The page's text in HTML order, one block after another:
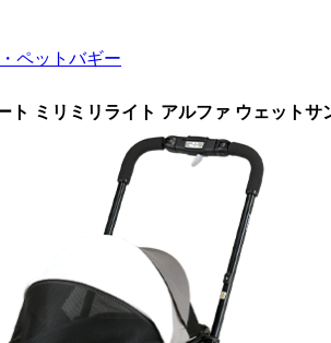
ペットバギー
ト ミリミリライト アルファ ウェットサ